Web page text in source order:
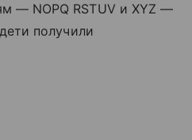
— NOPQ RSTUV и XYZ —
получили